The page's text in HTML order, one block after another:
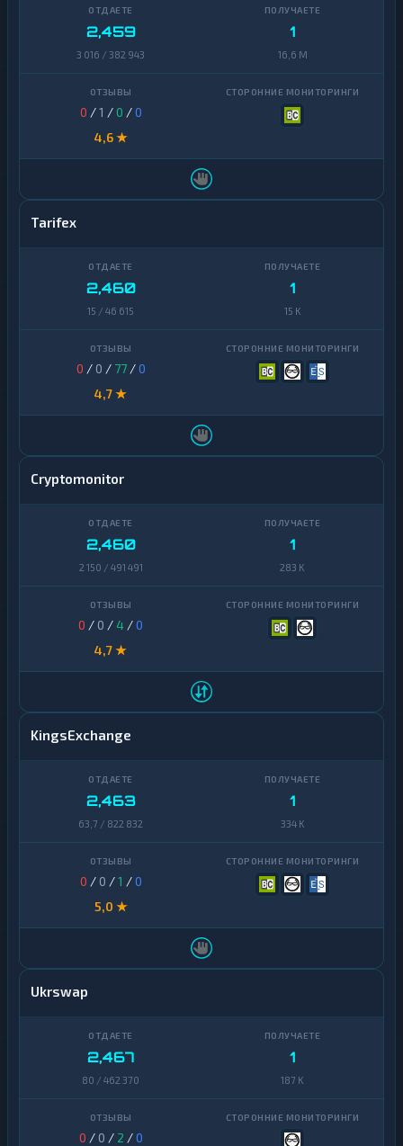
2,459
3 016 / 382 943
1
16,6 M
0 /1 /0 /0
4,6 ★
Tarifex
2,460
15 / 46 615
1
15 K
0 / 0 / 77/0
4,7 ★
Cryptomonitor
2,460
2 150 / 491 491
1
283 K
0 / 0 / 4 /0
4,7 ★
KingsExchange
2,463
63,7 / 822 832
1
334 K
0 / 0 /1 /0
5,0 ★
Ukrswap
2,467
80 / 462 370
1
187 K
0 / 0 / 2 /0
1